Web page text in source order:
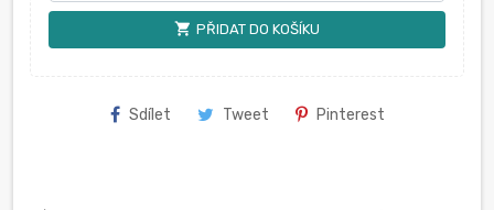
shopping_cart PŘIDAT DO KOŠÍKU
Sdílet Tweet Pinterest